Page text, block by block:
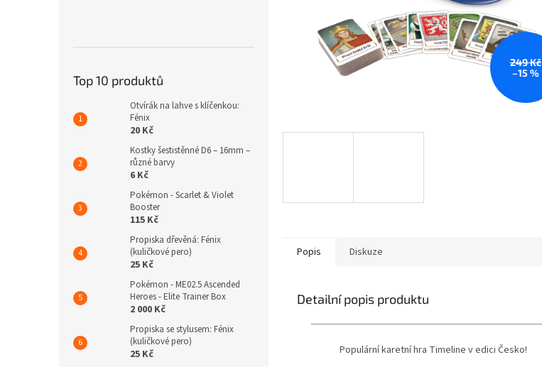
Top 10 produktů
Otvírák na lahve s klíčenkou:
Fénix
20 Kč
Kostky šestistěnné D6 – 16mm –
různé barvy
6 Kč
Pokémon - Scarlet & Violet
Booster
115 Kč
Propiska dřevěná: Fénix
(kuličkové pero)
25 Kč
Pokémon - ME02.5 Ascended
Heroes - Elite Trainer Box
2 000 Kč
Propiska se stylusem: Fénix
(kuličkové pero)
25 Kč
249 Kč
–15 %
Popis Diskuze
Detailní popis produktu
Populární karetní hra Timeline v edici Česko!